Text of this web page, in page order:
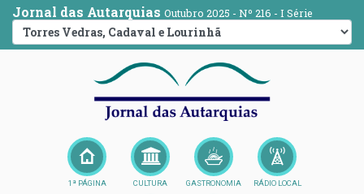
Jornal das Autarquias Outubro 2025 - Nº 216 - I Série
1ª PÁGINA CULTURA GASTRONOMIA RÁDIO LOCAL